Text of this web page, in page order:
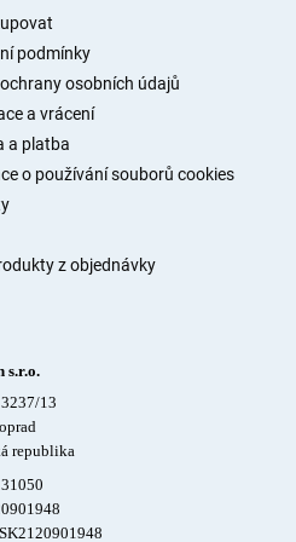
podmínky
osobních údajů
a vrácení
a platba
o používání souborů cookies
z objednávky
s.r.o.
13
republika